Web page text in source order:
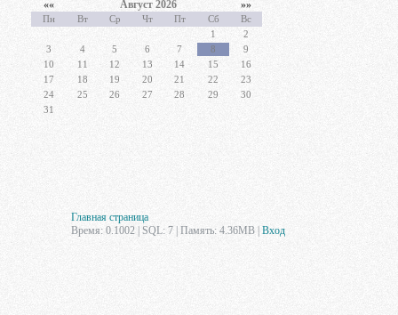
«« Август 2026 »»
Пн Вт Ср Чт Пт Сб
Вс
1
2
3
4 5 6 7 8
9
10
11 12 13 14 15
16
17
18 19 20 21 22
23
24
25 26 27 28 29
30
31
Главная страница
Время: 0.1002 | SQL: 7 | Память: 4.36MB Вход